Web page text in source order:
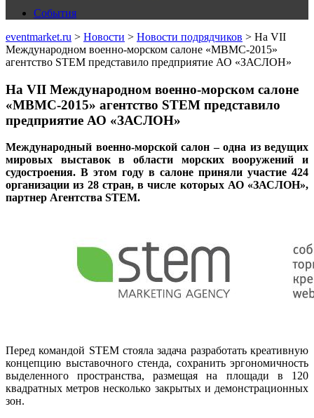
События
eventmarket.ru > Новости > Новости подрядчиков > На VII
Международном военно-морском салоне «МВМС-2015»
агентство STEM представило предприятие АО «ЗАСЛОН»
На VII Международном военно-морском салоне
«МВМС-2015» агентство STEM представило
предприятие АО «ЗАСЛОН»
Международный военно-морской салон – одна из ведущих
мировых выставок в области морских вооружений и
судостроения. В этом году в салоне приняли участие 424
организации из 28 стран, в числе которых АО «ЗАСЛОН»,
партнер Агентства STEM.
Перед командой STEM стояла задача разработать креативную
концепцию выставочного стенда, сохранить эргономичность
выделенного пространства, размещая на площади в 120
квадратных метров несколько закрытых и демонстрационных
зон.